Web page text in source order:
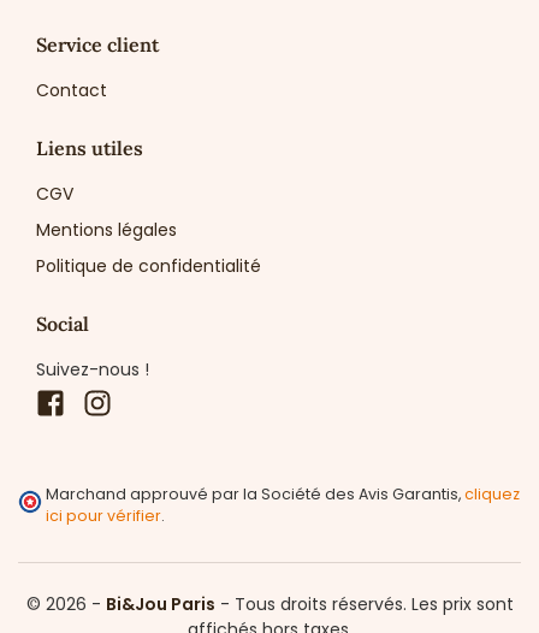
Service client
Contact
Liens utiles
CGV
Mentions légales
Politique de confidentialité
Social
Suivez-nous !
Facebook
Marchand approuvé par la Société des Avis Garantis,cliquez
ici pour vérifier.
© 2026 - Bi&Jou Paris - Tous droits réservés. Les prix sont